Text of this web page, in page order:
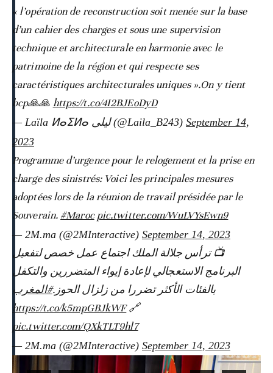
« l’opération de reconstruction soit menée sur la base
d’un cahier des charges et sous une supervision
technique et architecturale en harmonie avec le
patrimoine de la région et qui respecte ses
caractéristiques architecturales uniques ».On y tient
bcp🙏🙏 https://t.co/4I2BJEoDyD
— Laïla ⵍⴰⵉⵍⴰ ليلى (@Laila_B243) September 14,
2023
Programme d’urgence pour le relogement et la prise en
charge des sinistrés: Voici les principales mesures
adoptées lors de la réunion de travail présidée par le
Souverain. #Maroc pic.twitter.com/WuLVYsEwn9
— 2M.ma (@2MInteractive) September 14, 2023
📺 ترأس جلالة الملك اجتماع عمل خصص لتفعيل
البرنامج الاستعجالي لإعادة إيواء المتضررين والتكفل
بالفئات الأكثر تضررا من زلزال الحوز.#المغرب
🔗
https://t.co/k5mpGBJkWF
pic.twitter.com/QXkTLT9hl7
— 2M.ma (@2MInteractive) September 14, 2023